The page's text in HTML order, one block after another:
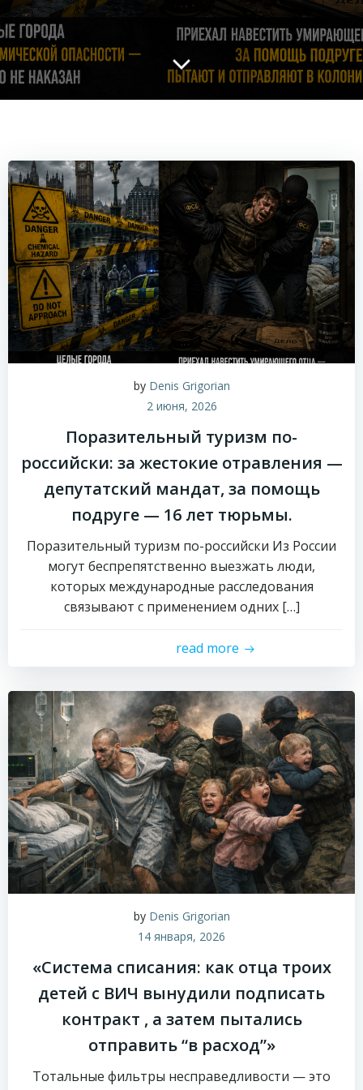
by Denis Grigorian
2 июня, 2026
Поразительный туризм по-
российски: за жестокие отравления —
депутатский мандат, за помощь
подруге — 16 лет тюрьмы.
Поразительный туризм по-российски Из России
могут беспрепятственно выезжать люди,
которых международные расследования
связывают с применением одних […]
read more
by Denis Grigorian
14 января, 2026
«Система списания: как отца троих
детей с ВИЧ вынудили подписать
контракт , а затем пытались
отправить “в расход”»
Тотальные фильтры несправедливости — это